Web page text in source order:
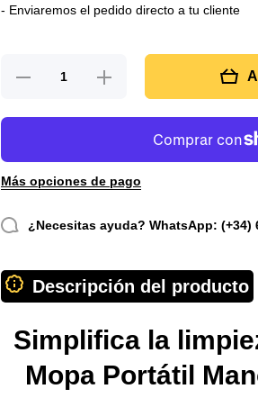
- Enviaremos el pedido directo a tu cliente
Reducir
Mini
Aumentar
cantidad
Mopa
Más opciones de pago
¿Necesitas ayuda? WhatsApp: (+34)
Descripción del producto
Simplifica la
Mopa Portátil